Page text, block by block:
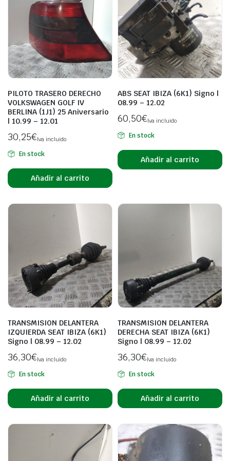
PILOTO TRASERO DERECHO
VOLKSWAGEN GOLF IV
BERLINA (1J1) 25 Aniversario
| 10.99 – 12.01
30,25€Iva incluido
En stock
Añadir al carrito
ABS SEAT IBIZA (6K1) Signo |
08.99 – 12.02
60,50€Iva incluido
En stock
Añadir al carrito
TRANSMISION DELANTERA
IZQUIERDA SEAT IBIZA (6K1)
Signo | 08.99 – 12.02
36,30€Iva incluido
En stock
Añadir al carrito
TRANSMISION DELANTERA
DERECHA SEAT IBIZA (6K1)
Signo | 08.99 – 12.02
36,30€Iva incluido
En stock
Añadir al carrito